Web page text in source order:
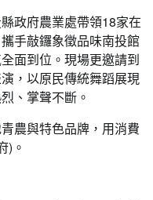
政府農業處帶領18家在
手敲鑼象徵品味南投館
面到位。現場更邀請到
，以原民傳統舞蹈展現
、掌聲不斷。
農與特色品牌，用消費
)。